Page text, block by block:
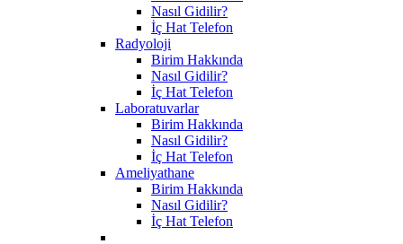
Nasıl Gidilir?
İç Hat Telefon
Radyoloji
Birim Hakkında
Nasıl Gidilir?
İç Hat Telefon
Laboratuvarlar
Birim Hakkında
Nasıl Gidilir?
İç Hat Telefon
Ameliyathane
Birim Hakkında
Nasıl Gidilir?
İç Hat Telefon